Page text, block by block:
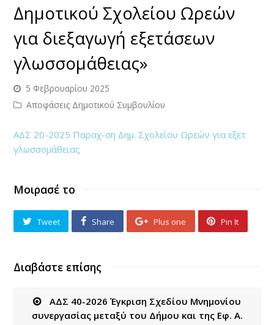
Δημοτικού Σχολείου Ωρεών
για διεξαγωγή εξετάσεων
γλωσσομάθειας»
5 Φεβρουαρίου 2025
Αποφάσεις Δημοτικού Συμβουλίου
ΑΔΣ 20-2025 Παραχ-ση Δημ. Σχολείου Ωρεών για εξετ
γλωσσομάθειας
Μοιρασέ το
Tweet Share Plus one Pin It
Διαβάστε επίσης
ΑΔΣ 40-2026 Έγκριση Σχεδίου Μνημονίου
συνεργασίας μεταξύ του Δήμου και της Εφ. Α.